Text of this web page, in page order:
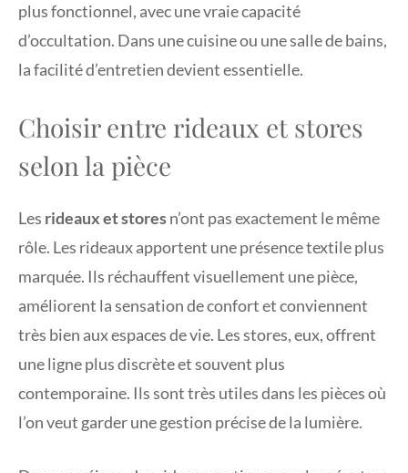
plus fonctionnel, avec une vraie capacité
d’occultation. Dans une cuisine ou une salle de bains,
la facilité d’entretien devient essentielle.
Choisir entre rideaux et stores
selon la pièce
Les rideaux et storesn’ont pas exactement le même
rôle. Les rideaux apportent une présence textile plus
marquée. Ils réchauffent visuellement une pièce,
améliorent la sensation de confort et conviennent
très bien aux espaces de vie. Les stores, eux, offrent
une ligne plus discrète et souvent plus
contemporaine. Ils sont très utiles dans les pièces où
l’on veut garder une gestion précise de la lumière.